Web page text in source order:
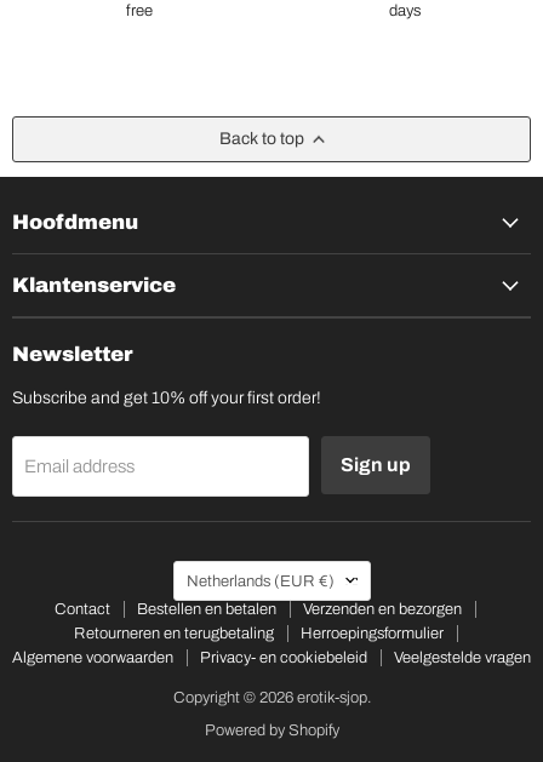
free
days
Back to top
Hoofdmenu
Klantenservice
Newsletter
Subscribe and get 10% off your first order!
Email address Sign up
Country
Netherlands (EUR €)
Contact Bestellen en betalen
Verzenden en bezorgen
Retourneren en terugbetaling
Herroepingsformulier
Algemene voorwaarden
Privacy- en cookiebeleid Veelgestelde vragen
Copyright © 2026 erotik-sjop.
Powered by Shopify